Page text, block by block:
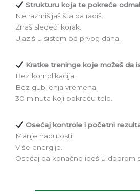
Strukturu koja te pokreće
Ne razmišljaš šta da radiš.
Znaš sledeći korak.
Ulaziš u sistem od prvog dana.
Kratke treninge koje možeš da
Bez komplikacija.
Bez gubljenja vremena.
30 minuta koji pokreću telo.
Osećaj kontrole i početni
Manje nadutosti.
Više energije.
Osećaj da konačno ideš u dobrom